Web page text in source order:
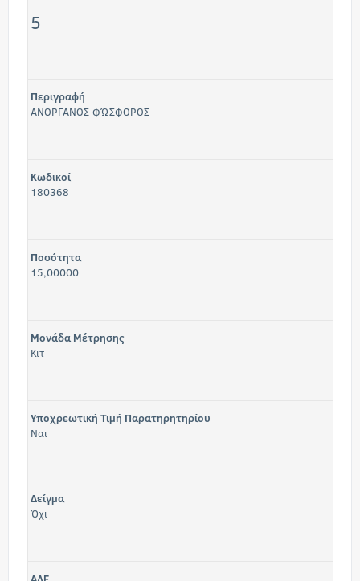
5
Περιγραφή
ΑΝΟΡΓΑΝΟΣ ΦΏΣΦΟΡΟΣ
Κωδικοί
180368
Ποσότητα
15,00000
Μονάδα Μέτρησης
Κιτ
Υποχρεωτική Τιμή Παρατηρητηρίου
Ναι
Δείγμα
Όχι